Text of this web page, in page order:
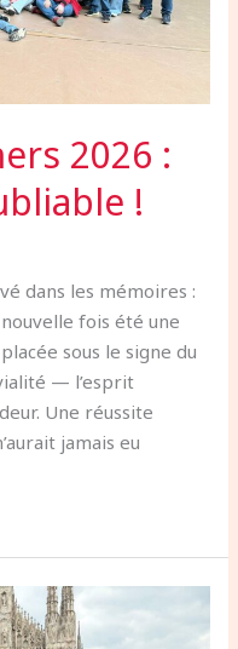
2026 :
!
dans les mémoires :
fois été une
sous le signe du
— l’esprit
Une réussite
jamais eu